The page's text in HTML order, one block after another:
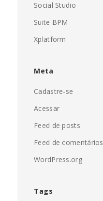
Social Studio
Suite BPM
Xplatform
Meta
Cadastre-se
Acessar
Feed de posts
Feed de comentários
WordPress.org
Tags